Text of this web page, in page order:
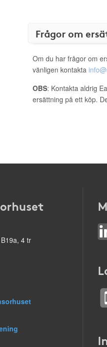
Frågor om
Om du har frågor om
vänligen kontakta
OBS: Kontakta aldrig
ersättning på ett köp.
4 tr